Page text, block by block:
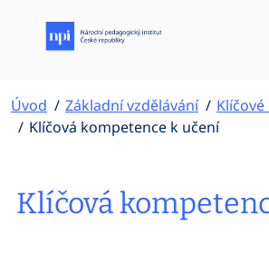
Úvod Základní vzdělávání
Klíčová kompetence k učení
Klíčová